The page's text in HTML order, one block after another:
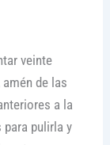
veinte
de las
a la
pulirla y